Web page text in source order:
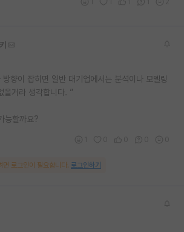
향이 잡히면 일반 대기업에서는 분석이나 모델링
을거라 생각합니다. ”
능할까요?
면 로그인이 필요합니다. 로그인하기